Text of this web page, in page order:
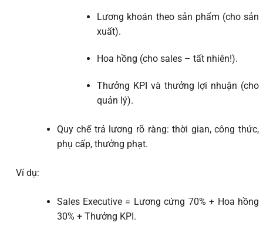
Lương khoán theo sản phẩm (cho sản
xuất).
Hoa hồng (cho sales – tất nhiên!).
Thưởng KPI và thưởng lợi nhuận (cho
quản lý).
Quy chế trả lương rõ ràng: thời gian, công thức,
phụ cấp, thưởng phạt.
Ví dụ:
Sales Executive = Lương cứng 70% + Hoa hồng
30% + Thưởng KPI.